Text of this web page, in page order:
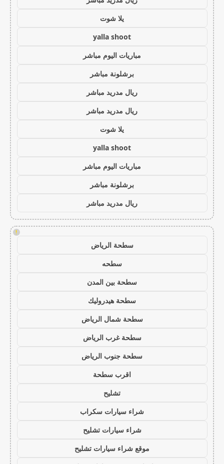
يلا شوت
yalla shoot
مباريات اليوم مباشر
برشلونة مباشر
ريال مدريد مباشر
ريال مدريد مباشر
يلا شوت
yalla shoot
مباريات اليوم مباشر
برشلونة مباشر
ريال مدريد مباشر
!
سطحة الرياض
سطحه
سطحة بين المدن
سطحة هيدروليك
سطحة شمال الرياض
سطحة غرب الرياض
سطحة جنوب الرياض
اقرب سطحة
تشليح
شراء سيارات سكراب
شراء سيارات تشليح
موقع شراء سيارات تشليح